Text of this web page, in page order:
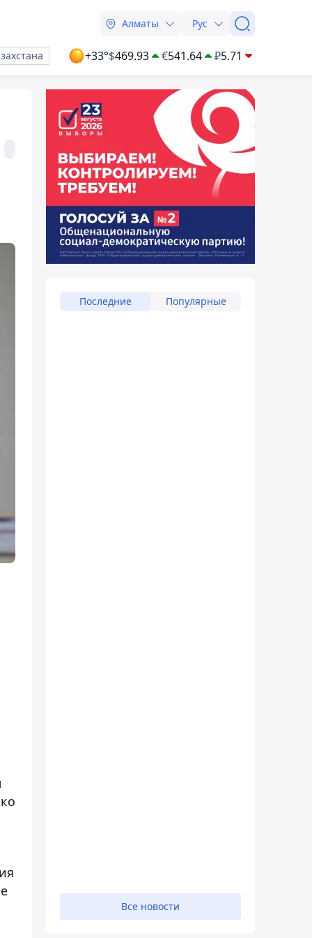
Алматы Рус
+33°$469.93 €541.64 ₽5.71
Последние Популярные
Все новости